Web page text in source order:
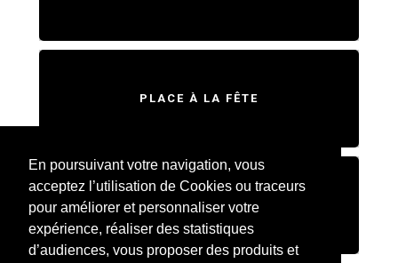
En poursuivant votre navigation, vous
acceptez l’utilisation de Cookies ou traceurs
pour améliorer et personnaliser votre
expérience, réaliser des statistiques
d’audiences, vous proposer des produits et
PLACE À LA FÊTE
SWEET HOME